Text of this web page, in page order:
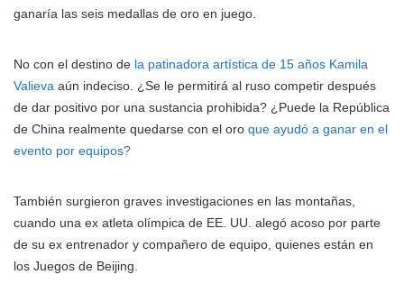
ganaría las seis medallas de oro en juego.
No con el destino de la patinadora artística de 15 años Kamila
Valieva aún indeciso. ¿Se le permitirá al ruso competir después
de dar positivo por una sustancia prohibida? ¿Puede la República
de China realmente quedarse con el oro que ayudó a ganar en el
evento por equipos?
También surgieron graves investigaciones en las montañas,
cuando una ex atleta olímpica de EE. UU. alegó acoso por parte
de su ex entrenador y compañero de equipo, quienes están en
los Juegos de Beijing.